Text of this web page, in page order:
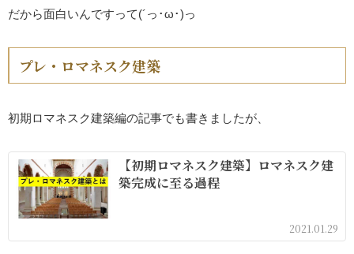
だから面白いんですって(´っ･ω･)っ
プレ・ロマネスク建築
初期ロマネスク建築編の記事でも書きましたが、
【初期ロマネスク建築】ロマネスク建
築完成に至る過程
2021.01.29